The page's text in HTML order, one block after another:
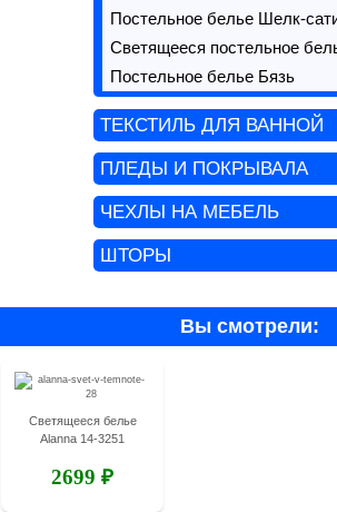
Постельное белье Шелк-
Светящееся постельное
Постельное белье Бязь
ТЕКСТИЛЬ ДЛЯ ВАННОЙ
ПЛЕДЫ И ПОКРЫВАЛА
ЧЕХЛЫ НА МЕБЕЛЬ
ШТОРЫ
Вы смотрели:
Светящееся белье
Alanna 14-3251
2699 ₽